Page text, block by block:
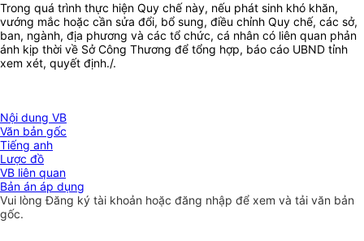
Trong quá trình thực hiện Quy chế này, nếu phát sinh khó khăn,
vướng mắc hoặc cần sửa đổi, bổ sung, điều chỉnh Quy chế, các sở,
ban, ngành, địa phương và các tổ chức, cá nhân có liên quan phản
ánh kịp thời về Sở Công Thương để tổng hợp, báo cáo UBND tỉnh
xem xét, quyết định./.
Nội dung VB
Văn bản gốc
Tiếng anh
Lược đồ
VB liên quan
Bản án áp dụng
Vui lòngĐăng ký tài khoản hoặc đăng nhập để xem và tải văn bản
gốc.